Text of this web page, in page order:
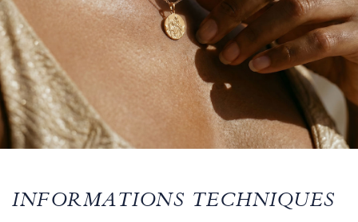
INFORMATIONS TECHNIQUES